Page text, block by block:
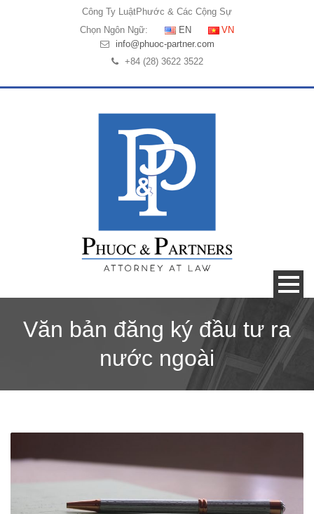
Công Ty LuậtPhước & Các Cộng Sự
Chọn Ngôn Ngữ:
EN
VN
info@phuoc-partner.com
+84 (28) 3622 3522
Văn bản đăng ký đầu tư ra
nước ngoài